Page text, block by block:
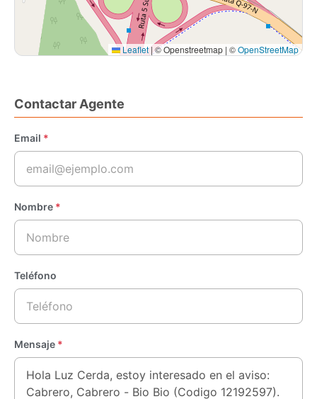
Leaflet|© Openstreetmap | ©OpenStreetMap
Contactar Agente
Email *
Nombre *
Teléfono
Mensaje *